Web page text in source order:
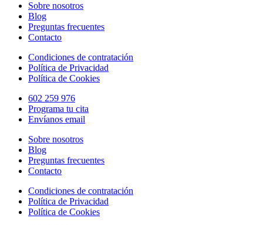
Sobre nosotros
Blog
Preguntas frecuentes
Contacto
Condiciones de contratación
Política de Privacidad
Política de Cookies
602 259 976
Programa tu cita
Envíanos email
Sobre nosotros
Blog
Preguntas frecuentes
Contacto
Condiciones de contratación
Política de Privacidad
Política de Cookies